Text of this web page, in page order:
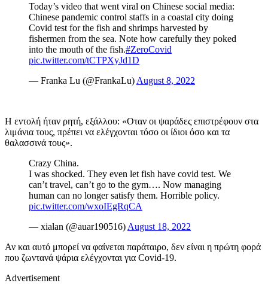
Today’s video that went viral on Chinese social media:
Chinese pandemic control staffs in a coastal city doing
Covid test for the fish and shrimps harvested by
fishermen from the sea. Note how carefully they poked
into the mouth of the fish.#ZeroCovid
pic.twitter.com/tCTPXyJd1D
— Franka Lu (@FrankaLu) August 8, 2022
Η εντολή ήταν ρητή, εξάλλου: «Οταν οι ψαράδες επιστρέφουν στα
λιμάνια τους, πρέπει να ελέγχονται τόσο οι ίδιοι όσο και τα
θαλασσινά τους».
Crazy China.
I was shocked. They even let fish have covid test. We
can’t travel, can’t go to the gym…. Now managing
human can no longer satisfy them. Horrible policy.
pic.twitter.com/wxoIEgRqCA
— xialan (@auar190516) August 18, 2022
Αν και αυτό μπορεί να φαίνεται παράταιρο, δεν είναι η πρώτη φορά
που ζωντανά ψάρια ελέγχονται για Covid-19.
Advertisement